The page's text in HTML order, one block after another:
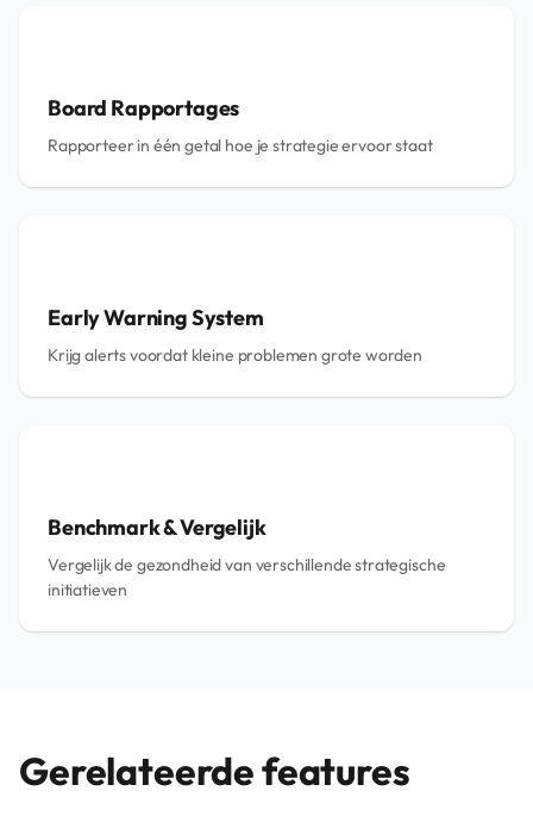
Board Rapportages
Rapporteer in één getal hoe je strategie ervoor staat
Early Warning System
Krijg alerts voordat kleine problemen grote worden
Benchmark & Vergelijk
Vergelijk de gezondheid van verschillende strategische
initiatieven
Gerelateerde features